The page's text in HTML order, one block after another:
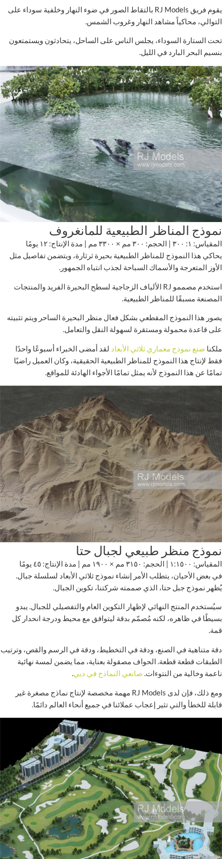
يقوم فريق RJ Models بالتقاط الصور في ضوء النهار وخلفية سوداء على
التوالي، محاكياً مشاهد النهار وغروب الشمس.
تحت الستارة السوداء، يجلس الناس على الساحل، يتحادثون ويستمتعون
بنسيم البحر البارد في الليل.
نموذج المناظر الطبيعية للمانغروف
المقياس: ١: ٣٠٠ | الحجم: ٣٠٠ مم × ٣٣٠٠ مم | مدة الإنتاج: ١٢ يومًا
يحاكي هذا النموذج للمناظر الطبيعية بحيرة ثرثارة، ويتضمن تفاصيل مثل
الأوز المتعرجة والأسماك السباحة لجذب انتباه الجمهور.
استخدم مصممو RJ الألياف الزجاجية لسطح البحيرة الفريد والمنتجات
المصنعة مسبقًا للمناظر الطبيعية.
يصور هذا النموذج المقطعي بشكل فعال منظر البحيرة الساحر ويتم تثبيته
على قاعدة محمولة ومستقرة لسهولة النقل والتعامل.
ملكنا صنع نموذج معماري ثلاثي الأبعاد لقد أمضى الخبراء أسبوعًا واحدًا
فقط لإنتاج هذا النموذج للمناظر الطبيعية الحقيقية، وكان العميل راضيًا
تمامًا عن هذا النموذج لأنه يمثل تمامًا الأجواء الهادئة للمواقع.
نموذج منظر طبيعي لجبال حتا
المقياس: ١:١٥٠٠ | الحجم: ٣١٥٠ مم × ١٩٠٠ مم | مدة الإنتاج: ٤٥ يومًا
في بعض الأحيان، يتطلب الأمر إنشاء نموذج ثلاثي الأبعاد لسلسلة جبال.
يُظهر نموذج جبل حتا، الذي صممته شركتنا، تكوين الجبال.
سيُستخدم المنتج النهائي لإظهار التكوين العام والتفصيلي للجبال. يبدو
بسيطًا في ظاهره، لكنه مُصمّم بدقة ليتوافق مع محيط ودرجة انحدار كل
قمة.
دقة متناهية في الصنع، ودقة في التخطيط، ودقة في الرسم والقص، وترتيب
الطبقات قطعة قطعة. الحواف مصقولة بعناية، مما يضمن لمسة نهائية
ناعمة وخالية من النتوءات. صانعي النماذج في دبي.
ومع ذلك، فإن لدى RJ Models مهمة مخصصة لإنتاج نماذج مصغرة غير
قابلة للخطأ والتي تثير إعجاب عملائنا في جميع أنحاء العالم دائمًا.